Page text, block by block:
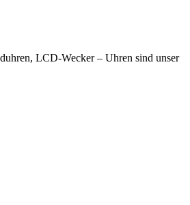
LCD-Wecker – Uhren sind unser